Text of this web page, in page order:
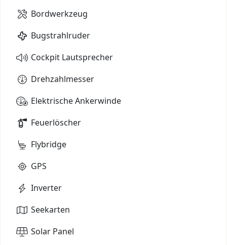
Bordwerkzeug
Bugstrahlruder
Cockpit Lautsprecher
Drehzahlmesser
Elektrische Ankerwinde
Feuerlöscher
Flybridge
GPS
Inverter
Seekarten
Solar Panel